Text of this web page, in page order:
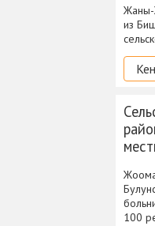
Жаны-
из
100